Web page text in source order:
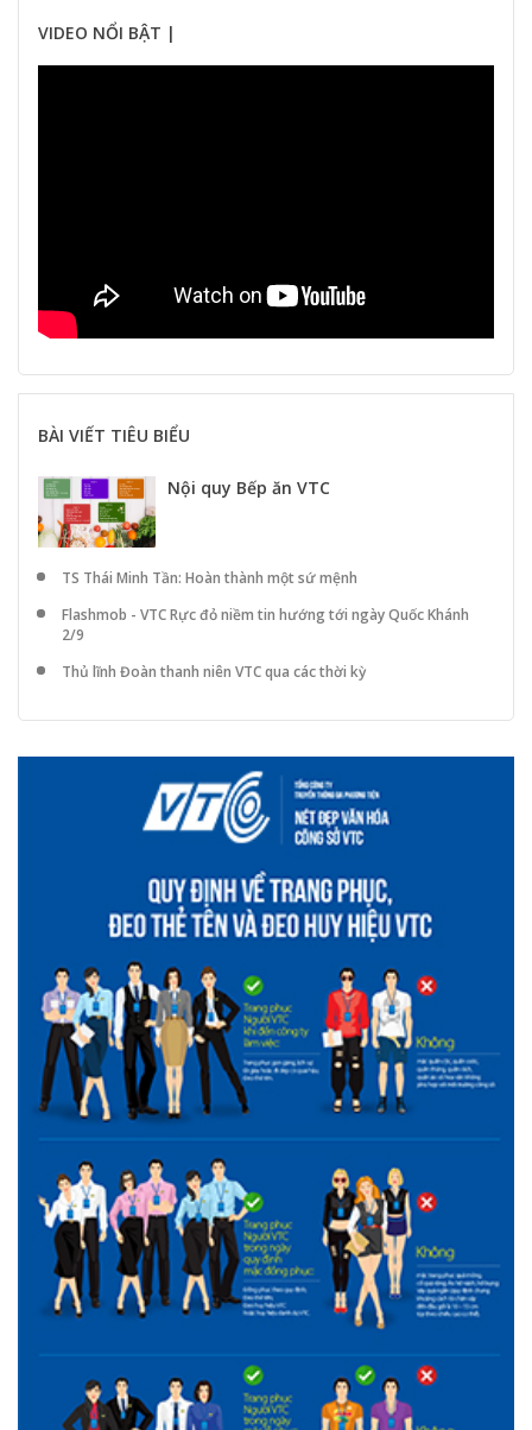
VIDEO NỔI BẬT |
BÀI VIẾT TIÊU BIỂU
Nội quy Bếp ăn VTC
TS Thái Minh Tần: Hoàn thành một sứ mệnh
Flashmob - VTC Rực đỏ niềm tin hướng tới ngày Quốc Khánh
2/9
Thủ lĩnh Đoàn thanh niên VTC qua các thời kỳ